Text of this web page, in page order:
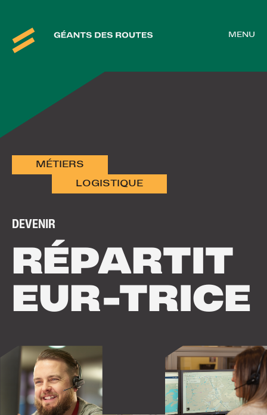
MENU
MÉTIERS
LOGISTIQUE
DEVENIR
RÉPARTIT
EUR-TRICE